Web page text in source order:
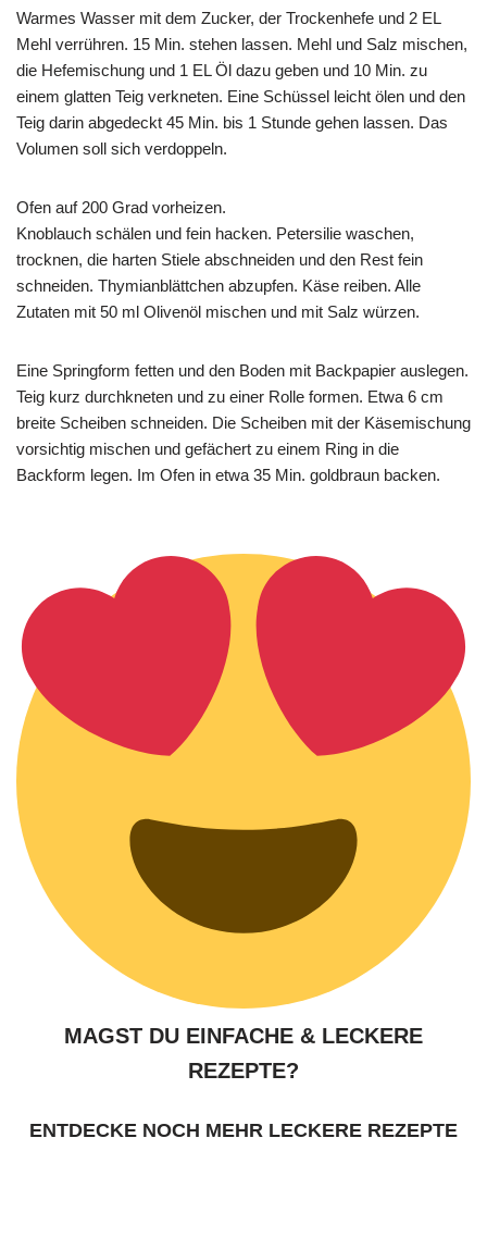
Warmes Wasser mit dem Zucker, der Trockenhefe und 2 EL
Mehl verrühren. 15 Min. stehen lassen. Mehl und Salz mischen,
die Hefemischung und 1 EL Öl dazu geben und 10 Min. zu
einem glatten Teig verkneten. Eine Schüssel leicht ölen und den
Teig darin abgedeckt 45 Min. bis 1 Stunde gehen lassen. Das
Volumen soll sich verdoppeln.
Ofen auf 200 Grad vorheizen.
Knoblauch schälen und fein hacken. Petersilie waschen,
trocknen, die harten Stiele abschneiden und den Rest fein
schneiden. Thymianblättchen abzupfen. Käse reiben. Alle
Zutaten mit 50 ml Olivenöl mischen und mit Salz würzen.
Eine Springform fetten und den Boden mit Backpapier auslegen.
Teig kurz durchkneten und zu einer Rolle formen. Etwa 6 cm
breite Scheiben schneiden. Die Scheiben mit der Käsemischung
vorsichtig mischen und gefächert zu einem Ring in die
Backform legen. Im Ofen in etwa 35 Min. goldbraun backen.
MAGST DU EINFACHE & LECKERE
REZEPTE?
ENTDECKE NOCH MEHR LECKERE REZEPTE